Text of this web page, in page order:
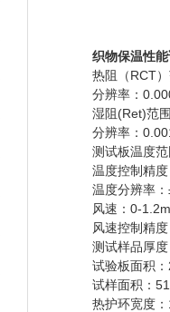
织物保温性
热阻（RCT
分辨率：
湿阻(Ret)范
分辨率：
测试板温度
温度控制精
温度分辨率
风速：0-
风速控制精度
测试样品厚
试验板面积
试样面积：
热护环宽度